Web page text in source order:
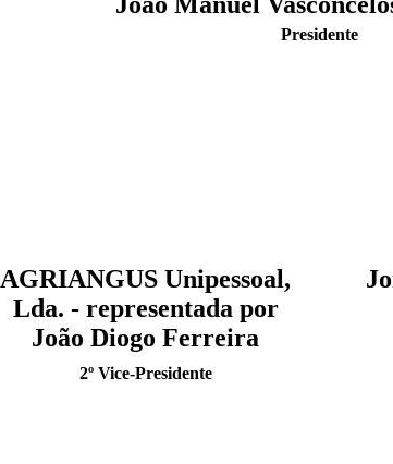
Presidente
AGRIANGUS Unipessoal,
Lda. - representada por
João Diogo Ferreira
2º Vice-Presidente